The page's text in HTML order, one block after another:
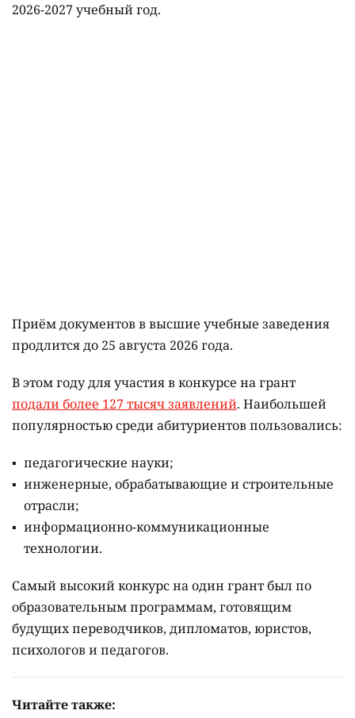
2026-2027 учебный год.
Приём документов в высшие учебные заведения
продлится до 25 августа 2026 года.
В этом году для участия в конкурсе на грант
подали более 127 тысяч заявлений. Наибольшей
популярностью среди абитуриентов пользовались:
педагогические науки;
инженерные, обрабатывающие и строительные
отрасли;
информационно-коммуникационные
технологии.
Самый высокий конкурс на один грант был по
образовательным программам, готовящим
будущих переводчиков, дипломатов, юристов,
психологов и педагогов.
Читайте также: